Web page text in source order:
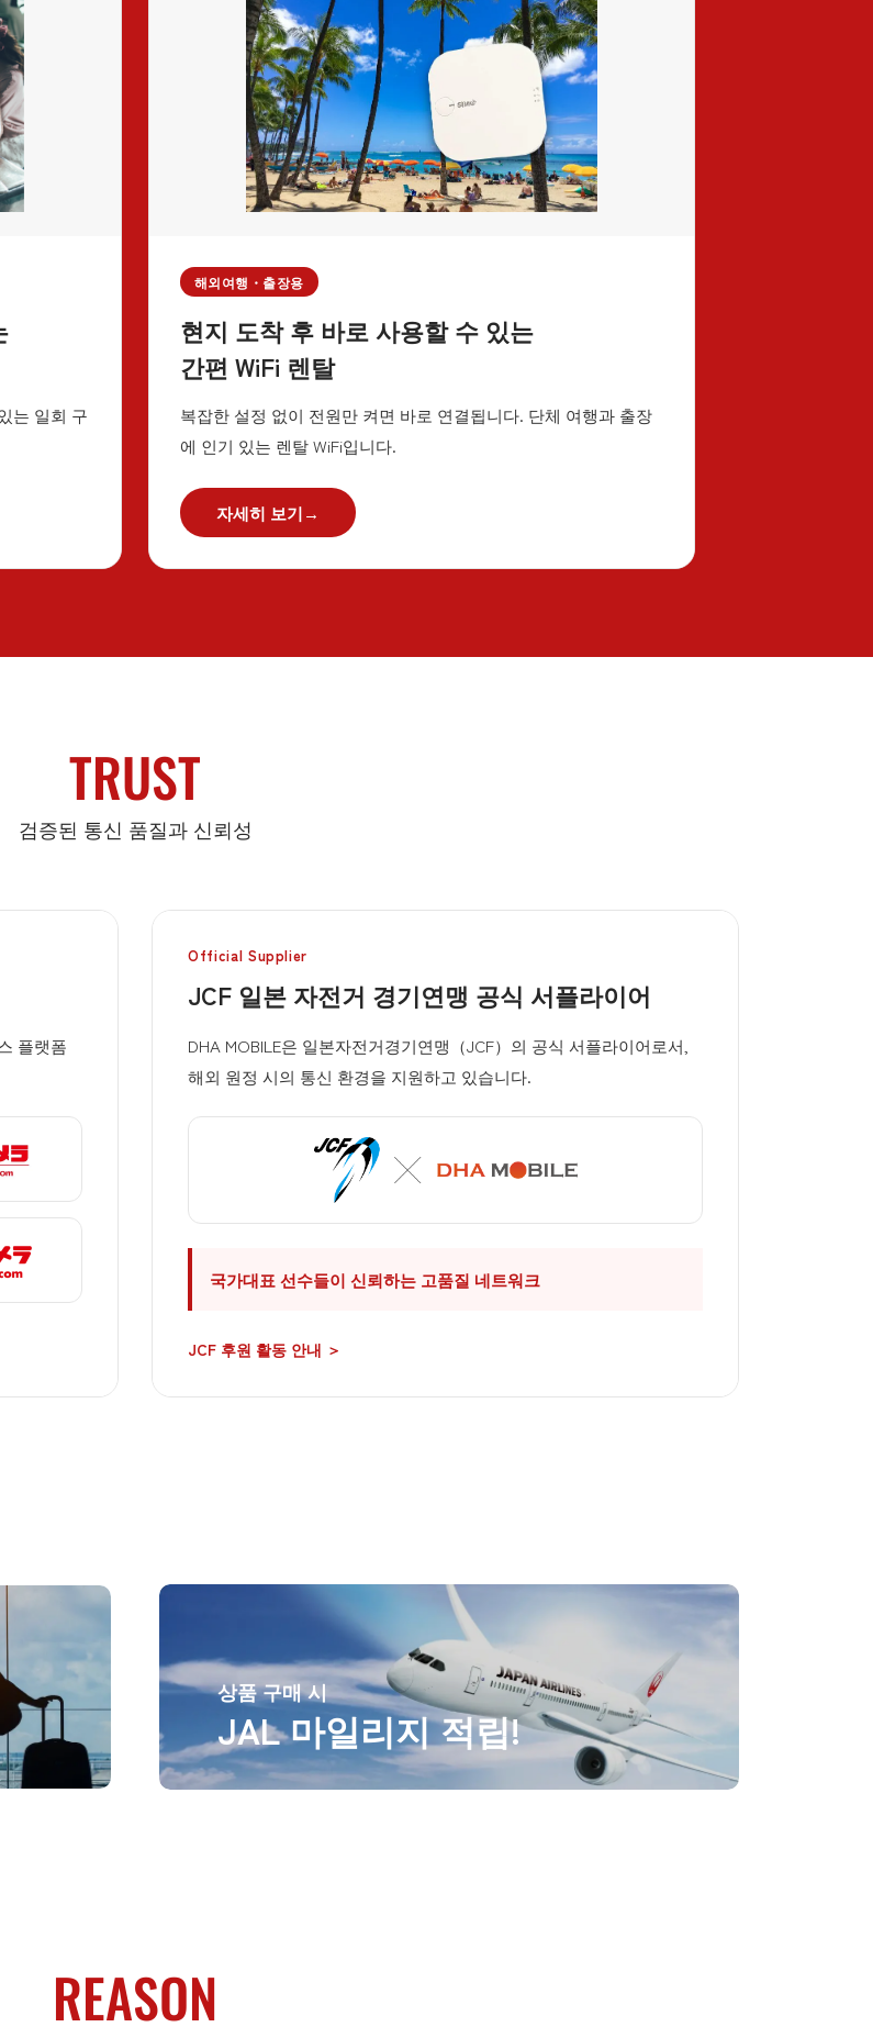
는 일회 구
해외여행・출장용
현지 도착 후 바로 사용할 수 있는
간편 WiFi 렌탈
복잡한 설정 없이 전원만 켜면 바로 연결됩니다. 단체 여행과 출장
에 인기 있는 렌탈 WiFi입니다.
자세히 보기
TRUST
검증된 통신 품질과 신뢰성
플랫폼
Official Supplier
JCF 일본 자전거 경기연맹 공식 서플라이어
DHA MOBILE은 일본자전거경기연맹（JCF）의 공식 서플라이어로서,
해외 원정 시의 통신 환경을 지원하고 있습니다.
국가대표 선수들이 신뢰하는 고품질 네트워크
JCF 후원 활동 안내
상품 구매 시
JAL 마일리지 적립!
REASON